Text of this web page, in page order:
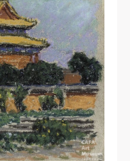
方承担。
无需支付甲方任何
好协商后可作为
方承担。
无需支付甲方任何
好协商后可作为
方承担。
无需支付甲方任何
好协商后可作为